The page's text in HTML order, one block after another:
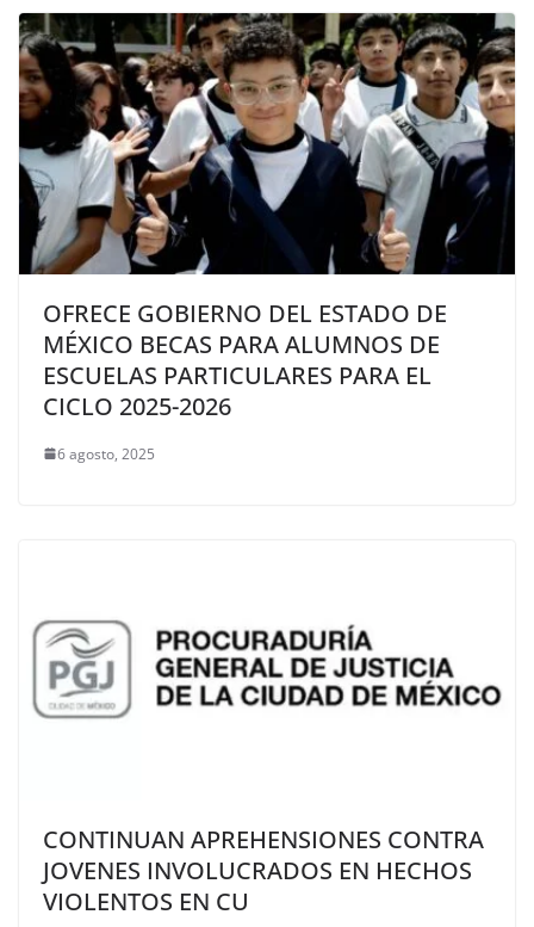
OFRECE GOBIERNO DEL ESTADO DE
MÉXICO BECAS PARA ALUMNOS DE
ESCUELAS PARTICULARES PARA EL
CICLO 2025-2026
6 agosto, 2025
CONTINUAN APREHENSIONES CONTRA
JOVENES INVOLUCRADOS EN HECHOS
VIOLENTOS EN CU